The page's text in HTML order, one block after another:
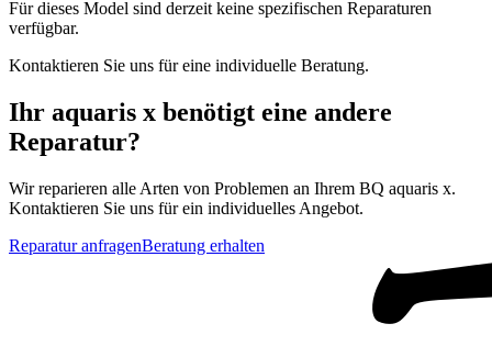
Für dieses Model sind derzeit keine spezifischen Reparaturen
verfügbar.
Kontaktieren Sie uns für eine individuelle Beratung.
Ihr aquaris x benötigt eine andere
Reparatur?
Wir reparieren alle Arten von Problemen an Ihrem BQ aquaris x.
Kontaktieren Sie uns für ein individuelles Angebot.
Reparatur anfragenBeratung erhalten